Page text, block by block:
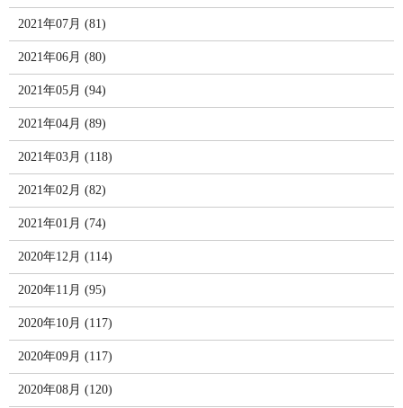
2021年07月 (81)
2021年06月 (80)
2021年05月 (94)
2021年04月 (89)
2021年03月 (118)
2021年02月 (82)
2021年01月 (74)
2020年12月 (114)
2020年11月 (95)
2020年10月 (117)
2020年09月 (117)
2020年08月 (120)